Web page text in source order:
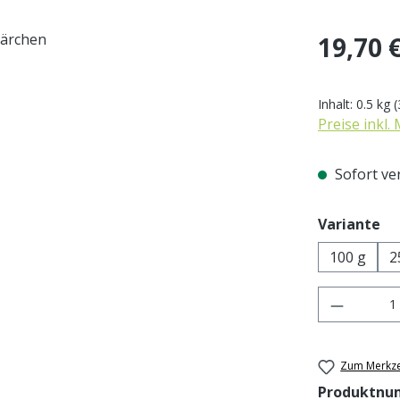
Regulärer
19,70
Inhalt: 0.5 kg
Preise inkl.
Sofort
Variante
100 g
Zum